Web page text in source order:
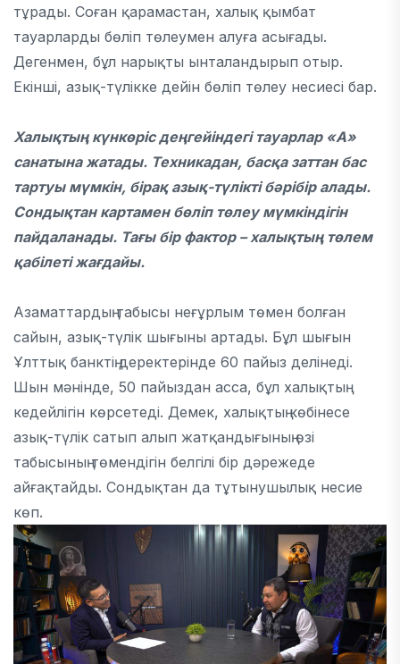
тұрады. Соған қарамастан, халық қымбат
тауарларды бөліп төлеумен алуға асығады.
Дегенмен, бұл нарықты ынталандырып отыр.
Екінші, азық-түлікке дейін бөліп төлеу несиесі бар.
Халықтың күнкөріс деңгейіндегі тауарлар «А»
санатына жатады. Техникадан, басқа заттан бас
тартуы мүмкін, бірақ азық-түлікті бәрібір алады.
Сондықтан картамен бөліп төлеу мүмкіндігін
пайдаланады. Тағы бір фактор – халықтың төлем
қабілеті жағдайы.
Азаматтардың табысы неғұрлым төмен болған
сайын, азық-түлік шығыны артады. Бұл шығын
Ұлттық банктің деректерінде 60 пайыз делінеді.
Шын мәнінде, 50 пайыздан асса, бұл халықтың
кедейлігін көрсетеді. Демек, халықтың көбінесе
азық-түлік сатып алып жатқандығының өзі
табысының төмендігін белгілі бір дәрежеде
айғақтайды. Сондықтан да тұтынушылық несие
көп.